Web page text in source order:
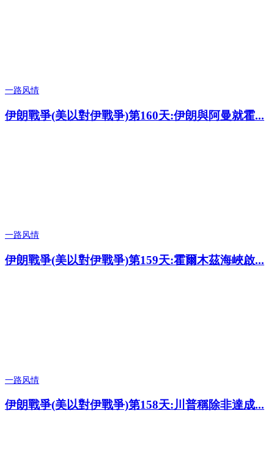
一路风情
伊朗戰爭(美以對伊戰爭)第160天:伊朗與阿曼就霍...
一路风情
伊朗戰爭(美以對伊戰爭)第159天:霍爾木茲海峽啟...
一路风情
伊朗戰爭(美以對伊戰爭)第158天:川普稱除非達成...